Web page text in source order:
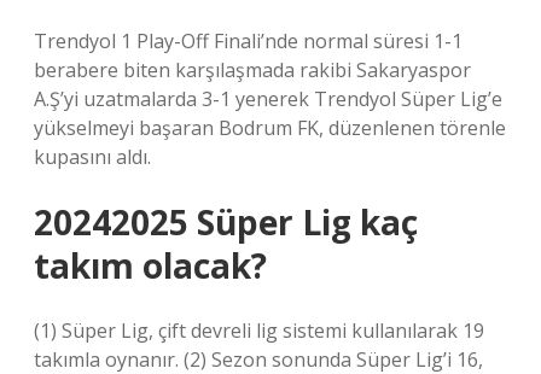
Trendyol 1 Play-Off Finali’nde normal süresi 1-1
berabere biten karşılaşmada rakibi Sakaryaspor
A.Ş’yi uzatmalarda 3-1 yenerek Trendyol Süper Lig’e
yükselmeyi başaran Bodrum FK, düzenlenen törenle
kupasını aldı.
20242025 Süper Lig kaç
takım olacak?
(1) Süper Lig, çift devreli lig sistemi kullanılarak 19
takımla oynanır. (2) Sezon sonunda Süper Lig’i 16,